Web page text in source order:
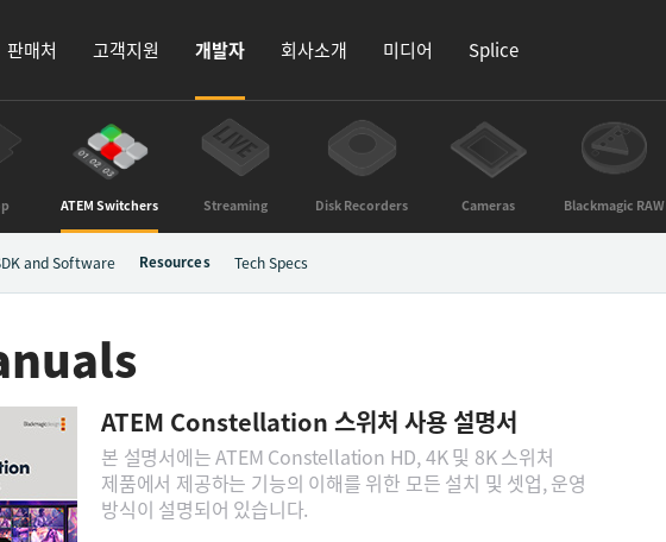
판매처 고객지원 개발자 회사소개 미디어 Splice
ATEM Switchers Streaming Disk Recorders Cameras Blackmagic RAW
and Software Resources Tech Specs
ATEM Constellation 스위처 사용 설명서
본 설명서에는 ATEM Constellation HD, 4K 및 8K 스위처
제품에서 제공하는 기능의 이해를 위한 모든 설치 및 셋업, 운영
방식이 설명되어 있습니다.